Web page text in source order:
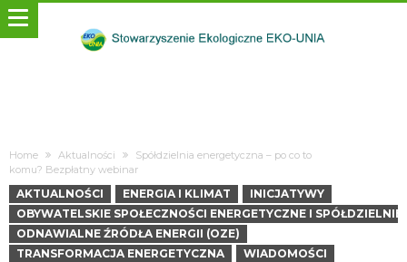
Home Aktualności
Spółdzielnia energetyczna – po co to
komu? Bezpłatny webinar
AKTUALNOŚCI ENERGIA I KLIMAT
INICJATYWY
OBYWATELSKIE SPOŁECZNOŚCI ENERGETYCZNE I SPÓŁDZIELNIE
ODNAWIALNE ŹRÓDŁA ENERGII (OZE)
TRANSFORMACJA ENERGETYCZNA
WIADOMOŚCI